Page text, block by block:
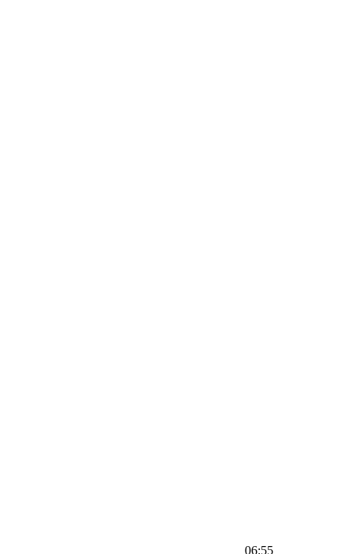
06:55